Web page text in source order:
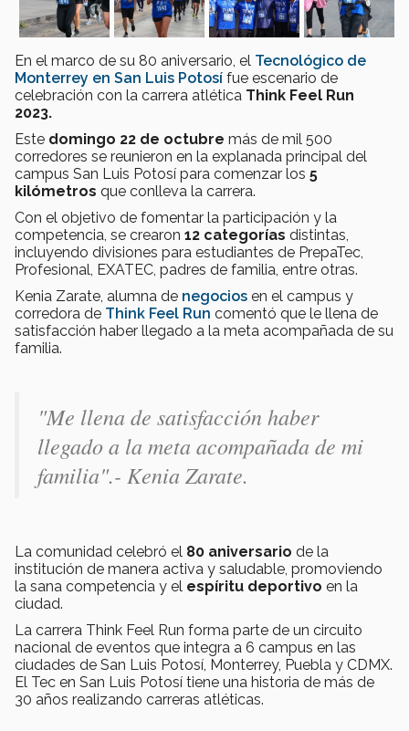
En el marco de su 80 aniversario, el Tecnológico de
Monterrey en San Luis Potosí fue escenario de
celebración con la carrera atlética Think Feel Run
2023.
Este domingo 22 de octubre más de mil 500
corredores se reunieron en la explanada principal del
campus San Luis Potosí para comenzar los 5
kilómetros que conlleva la carrera.
Con el objetivo de fomentar la participación y la
competencia, se crearon 12 categorías distintas,
incluyendo divisiones para estudiantes de PrepaTec,
Profesional, EXATEC, padres de familia, entre otras.
Kenia Zarate, alumna de negocios en el campus y
corredora de Think Feel Run comentó que le llena de
satisfacción haber llegado a la meta acompañada de su
familia.
"Me llena de satisfacción haber
llegado a la meta acompañada de mi
familia".- Kenia Zarate.
La comunidad celebró el 80 aniversario de la
institución de manera activa y saludable, promoviendo
la sana competencia y el espíritu deportivo en la
ciudad.
La carrera Think Feel Run forma parte de un circuito
nacional de eventos que integra a 6 campus en las
ciudades de San Luis Potosí, Monterrey, Puebla y CDMX.
El Tec en San Luis Potosí tiene una historia de más de
30 años realizando carreras atléticas.